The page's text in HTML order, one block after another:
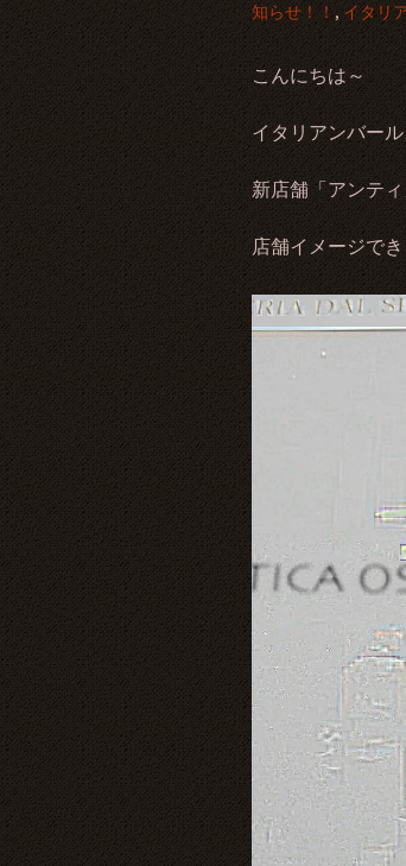
知らせ！！ , イタリ
こんにちは～
イタリアンバー
新店舗「アンテ
店舗イメージで